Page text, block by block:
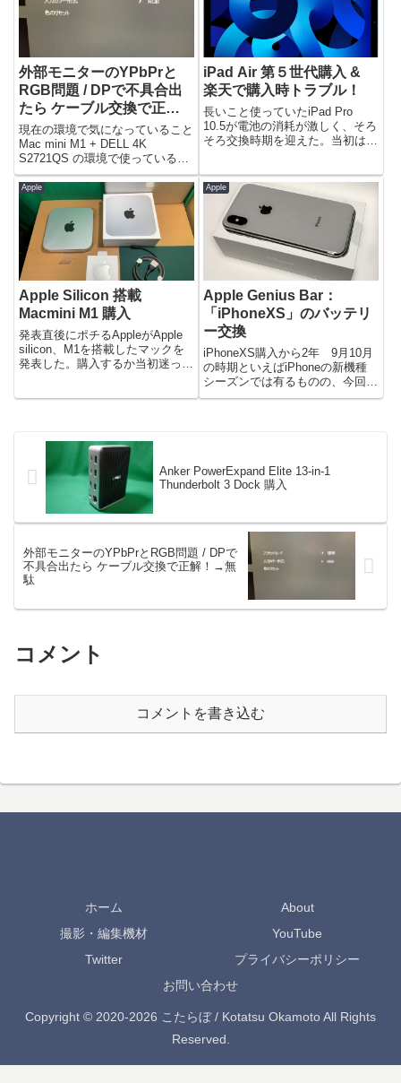
外部モニターのYPbPrと
RGB問題 / DPで不具合出
たら ケーブル交換で正
解！→無駄
現在の環境で気になっていること
Mac mini M1 + DELL 4K
S2721QS の環境で使っている
が、この環境に関わらずMacと外
付けモニターではどうしてもその
仕様に気になる点があるのだ。こ
の機種特有ではなくHDMIポート
を搭載し...
iPad Air 第５世代購入 &
楽天で購入時トラブル！
長いこと使っていたiPad Pro
10.5が電池の消耗が激しく、そろ
そろ交換時期を迎えた。当初は電
まい、今更ながらiPadAir 第５世
代を購入することとした。ただタ
イミング悪く...
Apple
Apple Silicon 搭載
Macmini M1 購入
発表直後にポチるAppleがApple
silicon、M1を搭載したマックを
発表した。購入するか当初迷って
Apple
Apple Genius Bar：
「iPhoneXS」のバッテリ
ー交換
iPhoneXS購入から2年 9月10月
の時期といえばiPhoneの新機種
シーズンでは有るものの、今回は
当初から見送りを決めている。理
Anker PowerExpand Elite 13-in-1
Thunderbolt 3 Dock 購入
外部モニターのYPbPrとRGB問題 / DPで
不具合出たら ケーブル交換で正解！→無
駄
コメント
コメントを書き込む
ホーム
About
撮影・編集機材
YouTube
Twitter
プライバシーポリシー
お問い合わせ
Copyright © 2020-2026 こたらぼ / Kotatsu Okamoto All Rights
Reserved.